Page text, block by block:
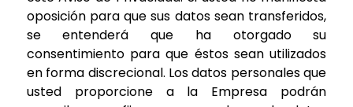
oposición para que sus datos sean transferidos,
se entenderá que ha otorgado su
consentimiento para que éstos sean utilizados
en forma discrecional. Los datos personales que
usted proporcione a la Empresa podrán